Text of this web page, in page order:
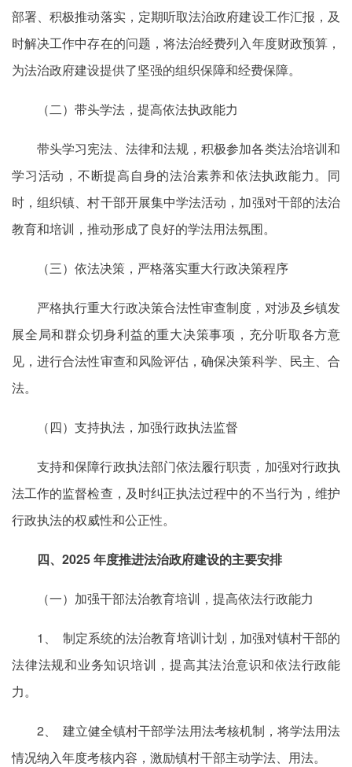
部署、积极推动落实，定期听取法治政府建设工作汇报，及
时解决工作中存在的问题，将法治经费列入年度财政预算，
为法治政府建设提供了坚强的组织保障和经费保障。
（二）带头学法，提高依法执政能力
带头学习宪法、法律和法规，积极参加各类法治培训和
学习活动，不断提高自身的法治素养和依法执政能力。同
时，组织镇、村干部开展集中学法活动，加强对干部的法治
教育和培训，推动形成了良好的学法用法氛围。
（三）依法决策，严格落实重大行政决策程序
严格执行重大行政决策合法性审查制度，对涉及乡镇发
展全局和群众切身利益的重大决策事项，充分听取各方意
见，进行合法性审查和风险评估，确保决策科学、民主、合
法。
（四）支持执法，加强行政执法监督
支持和保障行政执法部门依法履行职责，加强对行政执
法工作的监督检查，及时纠正执法过程中的不当行为，维护
行政执法的权威性和公正性。
四、2025 年度推进法治政府建设的主要安排
（一）加强干部法治教育培训，提高依法行政能力
1、 制定系统的法治教育培训计划，加强对镇村干部的
法律法规和业务知识培训，提高其法治意识和依法行政能
力。
2、 建立健全镇村干部学法用法考核机制，将学法用法
情况纳入年度考核内容，激励镇村干部主动学法、用法。